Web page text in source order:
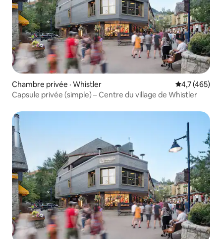
Chambre privée · Whistler Note
4,7 (465)
Capsule privée (simple) – Centre du village de Whistler